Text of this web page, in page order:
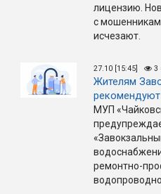
лицензию.
с
исчезают.
27.10 [15:45] 3
Жителям
рекомендуют
МУП
ремонтно-